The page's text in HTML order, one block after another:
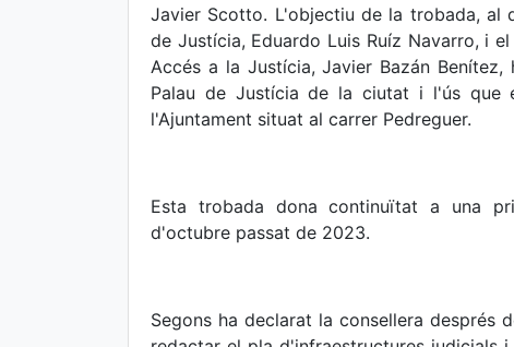
Javier Scotto. L'objectiu de la trobada, al
de Justícia, Eduardo Luis Ruíz Navarro, i
Accés a la Justícia, Javier Bazán
Palau de Justícia de la ciutat i l'ús que
l'Ajuntament situat al carrer Pedreguer.
Esta trobada dona continuïtat a una
d'octubre passat de 2023.
Segons ha declarat la consellera després